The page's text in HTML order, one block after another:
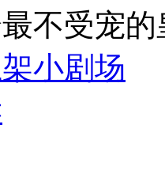
不受宠
小剧场